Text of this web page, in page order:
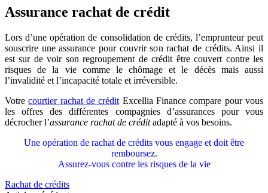
Assurance rachat de crédit
Lors d’une opération de consolidation de crédits, l’emprunteur peut
souscrire une assurance pour couvrir son rachat de crédits. Ainsi il
est sur de voir son regroupement de crédit être couvert contre les
risques de la vie comme le chômage et le décès mais aussi
l’invalidité et l’incapacité totale et irréversible.
Votrecourtier rachat de crédit Excellia Finance compare pour vous
les offres des différentes compagnies d’assurances pour vous
décrocher l’assurance rachat de créditadapté à vos besoins.
Une opération de rachat de crédits vous engage et doit être
remboursez.
Assurez-vous contre les risques de la vie
Rachat de crédits